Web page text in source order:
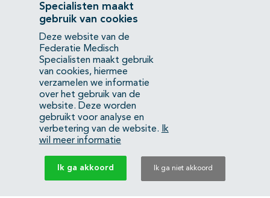
Contact
Mercatorlaan 1200
3528 BL Utrecht
(088) 505 34 34
info@richtlijnendatabase.nl
YouTubeLinkedIn
KvK Federatie Medisch Specialisten:40483480
Privacyverklaring
Specialisten maakt
gebruik van cookies
Deze website van de
Federatie Medisch
Specialisten maakt gebruik
van cookies, hiermee
verzamelen we informatie
over het gebruik van de
website. Deze worden
gebruikt voor analyse en
verbetering van de website.
Ik
wil meer informatie
Ik ga akkoord Ik ga niet akkoord